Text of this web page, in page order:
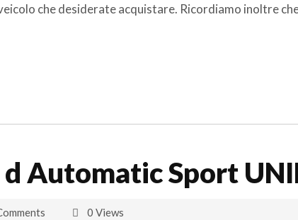
che desiderate acquistare. Ricordiamo inoltre
d Automatic Sport
0 Views